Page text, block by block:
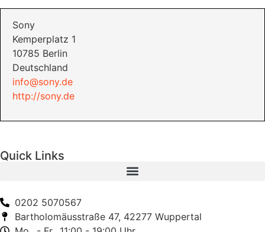
Sony
Kemperplatz 1
10785 Berlin
Deutschland
info@sony.de
http://sony.de
Quick Links
0202 5070567
Bartholomäusstraße 47, 42277 Wuppertal